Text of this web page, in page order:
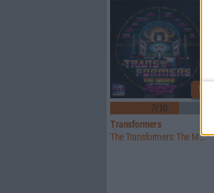
1
7/10
Transformers
The Transformers: The Movie Soundtrack: The Reformatted Edition